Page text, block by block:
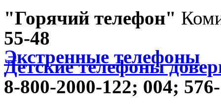
"Горячий телефон"
55-48
Экстренные телефоны
Детские телефоны
8-800-2000-122; 004;